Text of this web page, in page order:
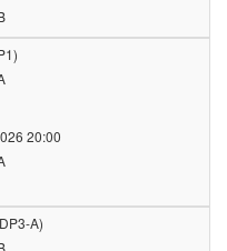
2021/2022
20:00
A)